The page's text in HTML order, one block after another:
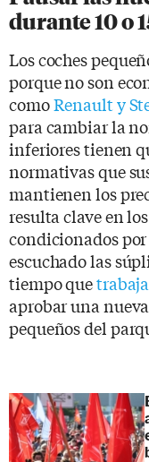
durante 10 o
Los coches
porque no son
comoRenault y
para cambiar la
inferiores tienen
normativas que
mantienen los
resulta clave en
condicionados
escuchado las
tiempo que
aprobar una
pequeños del